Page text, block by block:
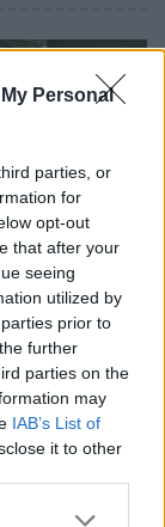
Personal
parties, or
for
opt-out
that after your
seeing
utilized by
prior to
further
parties on the
may
IAB’s List of
it to other
more Google
Tescóból